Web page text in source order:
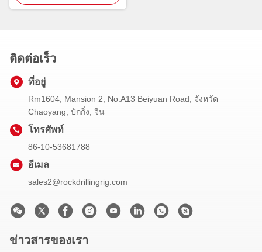
ติดต่อเร็ว
ที่อยู่
Rm1604, Mansion 2, No.A13 Beiyuan Road, จังหวัด
Chaoyang, ปักกิ่ง, จีน
โทรศัพท์
86-10-53681788
อีเมล
sales2@rockdrillingrig.com
ข่าวสารของเรา